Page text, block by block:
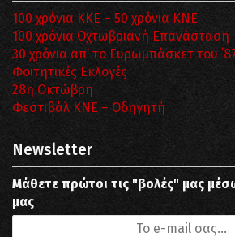
100 χρόνια ΚΚΕ – 50 χρόνια ΚΝΕ
100 χρόνια Οχτωβριανή Επανάσταση
30 χρόνια απ’ το Ευρωμπάσκετ του
Φοιτητικές Εκλογές
28η Οκτώβρη
Φεστιβάλ ΚΝΕ – Οδηγητή
Newsletter
Μάθετε πρώτοι τις "βολές" μας
μας